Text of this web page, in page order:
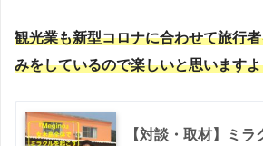
観光業も新型コロナに合わせて旅行
みをしているので楽しいと思います
【対談・取材】ミ